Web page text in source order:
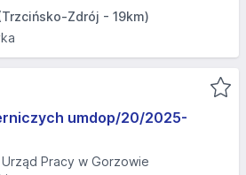
Zdrój - 19km)
umdop/20/2025-
Pracy w Gorzowie